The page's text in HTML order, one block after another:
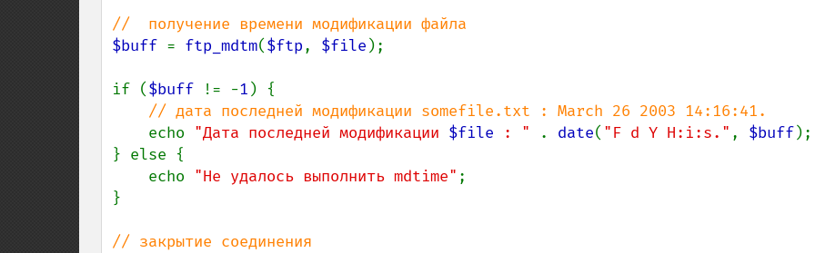
$buff = ftp_mdtm($ftp, $file );
if ($buff != -1 ) {
// дата последней модификации somefile.txt : March 26 2003 14:16:41.
echo "Дата последней модификации $file : " . date( "F d Y H:i:s." , $buff);
} else {
    echo
"Не удалось выполнить mdtime" ;
}